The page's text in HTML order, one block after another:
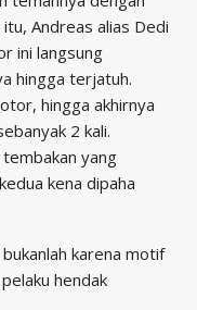
Andreas alias Dedi
ini langsung
hingga terjatuh.
hingga akhirnya
2 kali.‎
yang
kena dipaha
karena motif
hendak